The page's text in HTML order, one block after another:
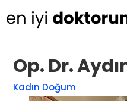
Op. Dr.
Adana /
Op. Dr.
Kadın Doğum